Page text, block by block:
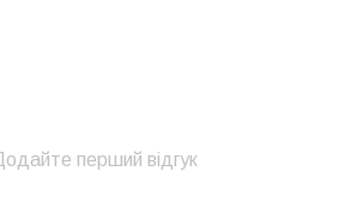
перший відгук